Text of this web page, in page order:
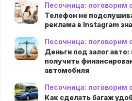
Песочница: поговорим
Телефон не
реклама в Instagram
Песочница: поговорим
Деньги под залог
получить
автомобиля
Песочница: поговорим
Как сделать багаж